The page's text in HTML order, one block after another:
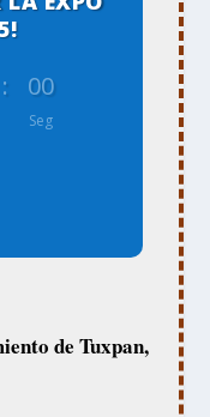
: 00
Seg
de Tuxpan,